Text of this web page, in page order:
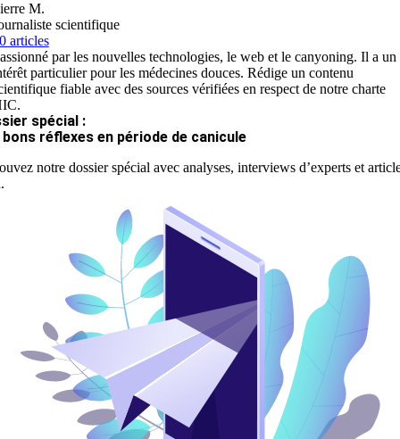
M.
scientifique
articles
par les nouvelles technologies, le web et le canyoning. Il a un
particulier pour les médecines douces. Rédige un contenu
fiable avec des sources vérifiées en respect de notre charte
spécial :
bons réflexes en période de canicule
notre dossier spécial avec analyses, interviews d’experts et